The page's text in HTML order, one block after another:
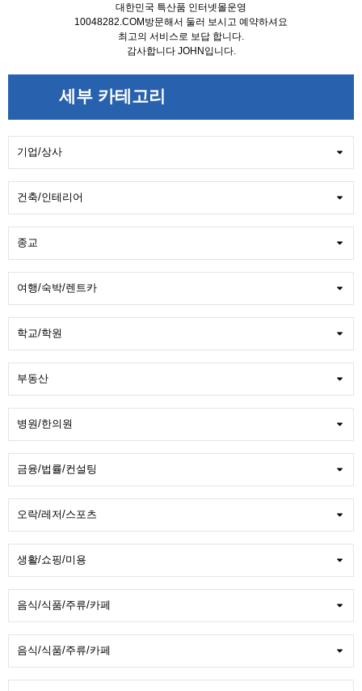
대한민국 특산품 인터넷몰운영
10048282.COM방문해서 둘러 보시고 예약하셔요
최고의 서비스로 보답 합니다.
감사합니다 JOHN입니다.
세부 카테고리